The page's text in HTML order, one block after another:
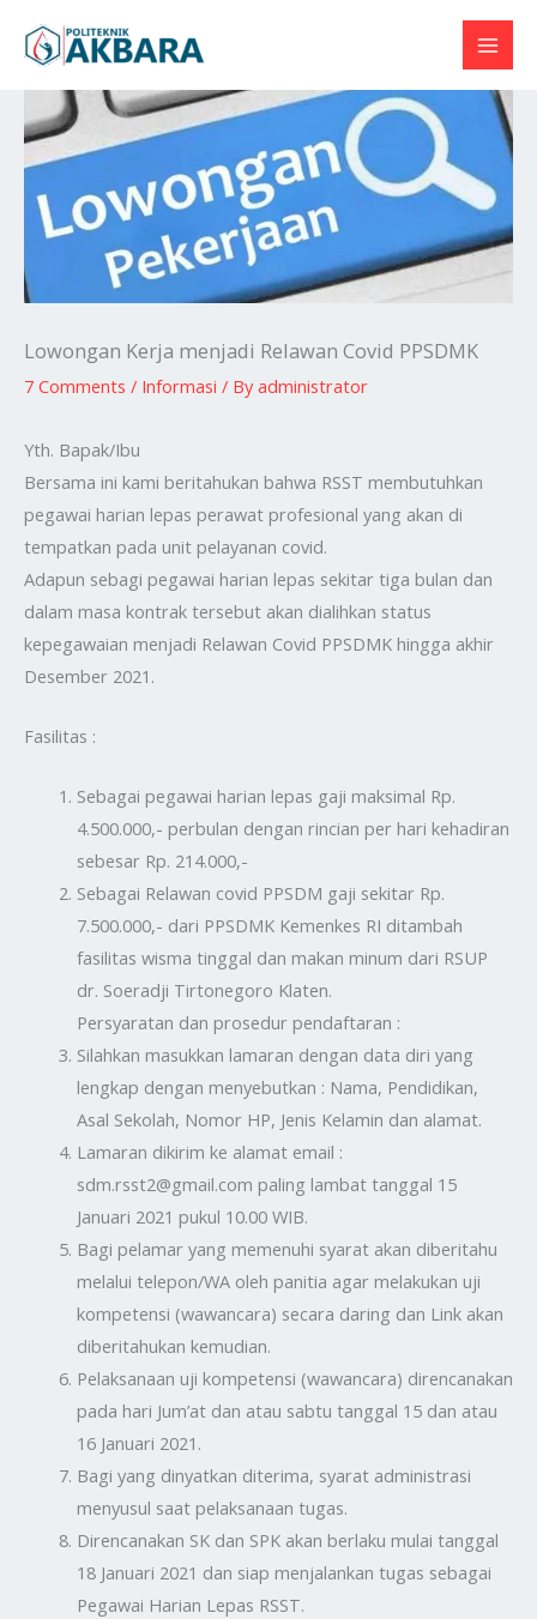
Lowongan Kerja menjadi Relawan Covid PPSDMK
7 Comments / Informasi / Byadministrator
Yth. Bapak/Ibu
Bersama ini kami beritahukan bahwa RSST membutuhkan
pegawai harian lepas perawat profesional yang akan di
tempatkan pada unit pelayanan covid.
Adapun sebagi pegawai harian lepas sekitar tiga bulan dan
dalam masa kontrak tersebut akan dialihkan status
kepegawaian menjadi Relawan Covid PPSDMK hingga akhir
Desember 2021.
Fasilitas :
Sebagai pegawai harian lepas gaji maksimal Rp.
4.500.000,- perbulan dengan rincian per hari kehadiran
sebesar Rp. 214.000,-
Sebagai Relawan covid PPSDM gaji sekitar Rp.
7.500.000,- dari PPSDMK Kemenkes RI ditambah
fasilitas wisma tinggal dan makan minum dari RSUP
dr. Soeradji Tirtonegoro Klaten.
Persyaratan dan prosedur pendaftaran :
Silahkan masukkan lamaran dengan data diri yang
lengkap dengan menyebutkan : Nama, Pendidikan,
Asal Sekolah, Nomor HP, Jenis Kelamin dan alamat.
Lamaran dikirim ke alamat email :
sdm.rsst2@gmail.com paling lambat tanggal 15
Januari 2021 pukul 10.00 WIB.
Bagi pelamar yang memenuhi syarat akan diberitahu
melalui telepon/WA oleh panitia agar melakukan uji
kompetensi (wawancara) secara daring dan Link akan
diberitahukan kemudian.
Pelaksanaan uji kompetensi (wawancara) direncanakan
pada hari Jum’at dan atau sabtu tanggal 15 dan atau
16 Januari 2021.
Bagi yang dinyatkan diterima, syarat administrasi
menyusul saat pelaksanaan tugas.
Direncanakan SK dan SPK akan berlaku mulai tanggal
18 Januari 2021 dan siap menjalankan tugas sebagai
Pegawai Harian Lepas RSST.